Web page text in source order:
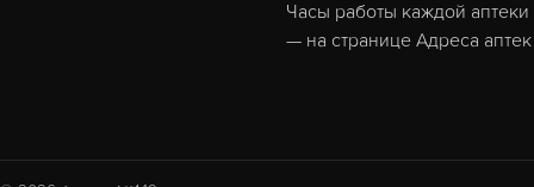
Часы работы каждой аптеки
— на странице Адреса аптек